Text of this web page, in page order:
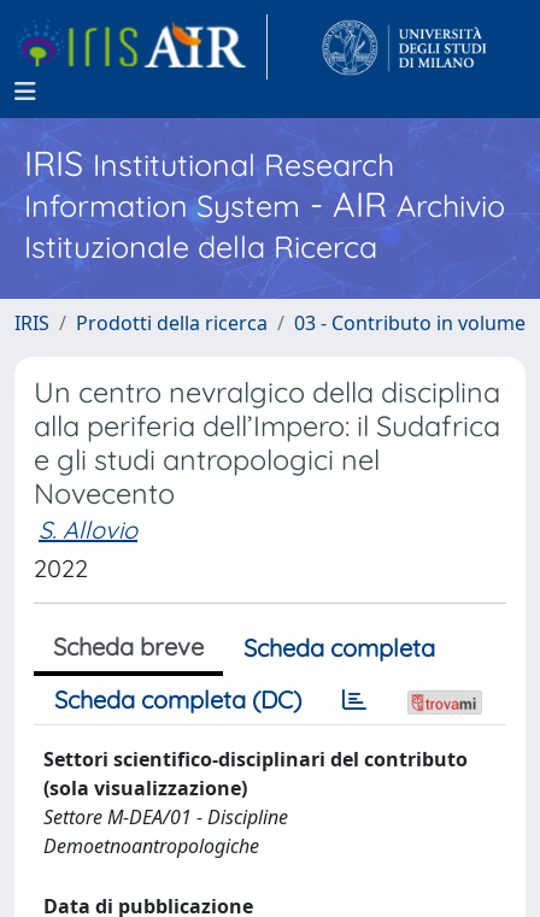
IRISInstitutional Research
Information System - AIR Archivio
Istituzionale della Ricerca
IRIS Prodotti della ricerca 03 - Contributo in volume
Un centro nevralgico della disciplina
alla periferia dell’Impero: il Sudafrica
e gli studi antropologici nel
Novecento
S. Allovio
2022
Scheda breve
Scheda completa
Scheda completa (DC)
Settori scientifico-disciplinari del contributo
(sola visualizzazione)
Settore M-DEA/01 - Discipline
Demoetnoantropologiche
Data di pubblicazione